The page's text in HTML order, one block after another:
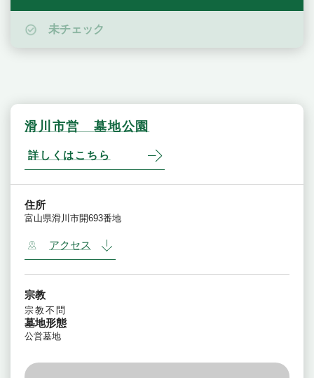
未チェック
滑川市営 墓地公園
詳しくはこちら
住所
富山県滑川市開693番地
アクセス
宗教
宗教不問
墓地形態
公営墓地